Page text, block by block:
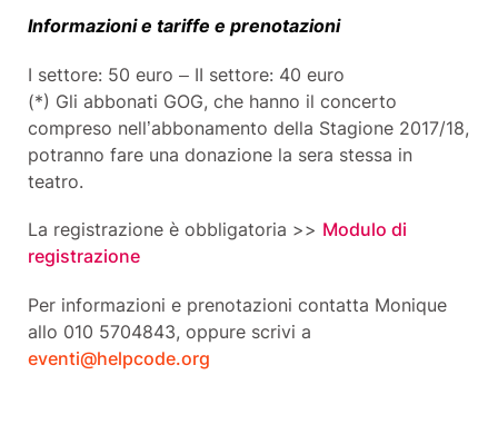
Informazioni e tariffe e prenotazioni
I settore: 50 euro – II settore: 40 euro
(*) Gli abbonati GOG, che hanno il concerto
compreso nell’abbonamento della Stagione 2017/18,
potranno fare una donazione la sera stessa in
teatro.
La registrazione è obbligatoria >> Modulo di
registrazione
Per informazioni e prenotazioni contatta Monique
allo 010 5704843, oppure scrivi a
eventi@helpcode.org